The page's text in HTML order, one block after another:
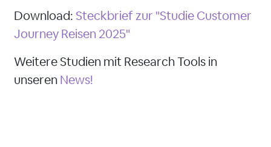
Download: Steckbrief zur "Studie Customer
Journey Reisen 2025"
Weitere Studien mit Research Tools in
unserenNews!